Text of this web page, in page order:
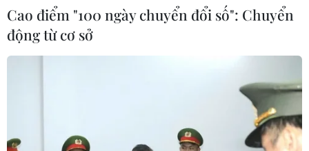
Theo trang Topwar, Tổng
Cục diện chiến sự Nga-
Ukraine ngày càng phức
tạp khi Mỹ cấp phép cho
Kiev sản xuất tên lửa
Cao điểm "100 ngày chuyển đổi số": Chuyển
động từ cơ sở